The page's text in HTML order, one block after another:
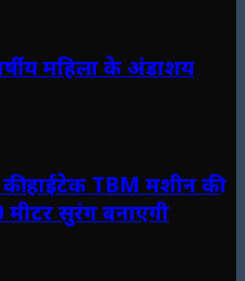
महिला के अंडाशय
हाईटेक TBM मशीन की
सुरंग बनाएगी